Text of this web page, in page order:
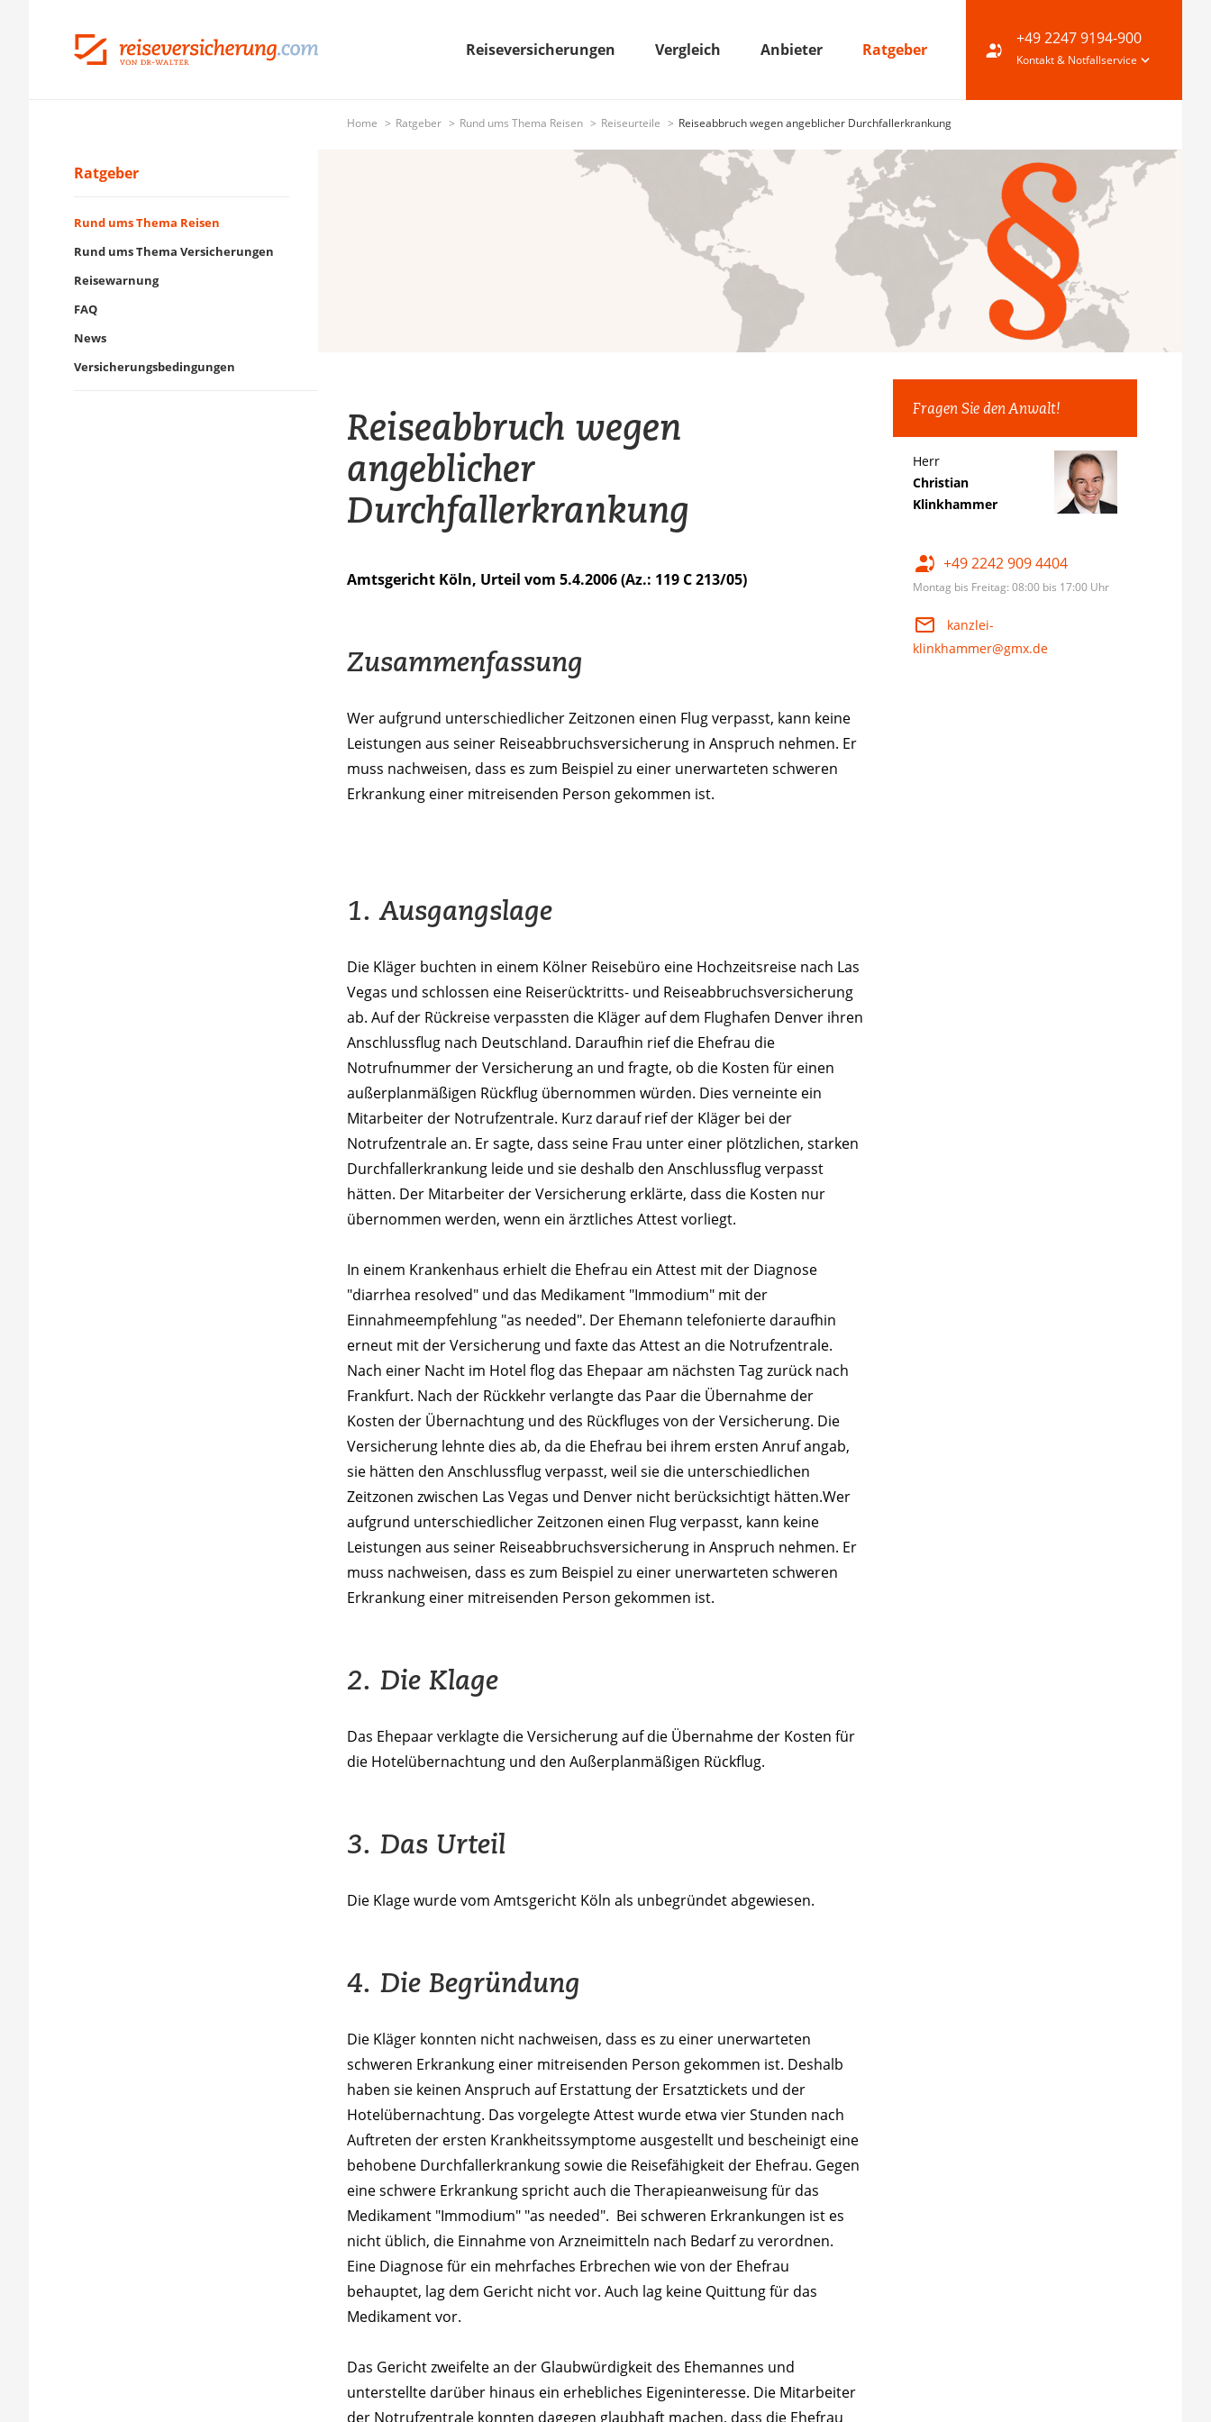
Reiseversicherungen Vergleich Anbieter Ratgeber
+49 2247 9194-900
Kontakt & Notfallservice
Home Ratgeber Rund ums Thema Reisen Reiseurteile Reiseabbruch wegen angeblicher Durchfallerkrankung
Ratgeber
Rund ums Thema Reisen
Rund ums Thema Versicherungen
Reisewarnung
FAQ
News
Versicherungsbedingungen
Reiseabbruch wegen
angeblicher
Durchfallerkrankung
Amtsgericht Köln, Urteil vom 5.4.2006 (Az.: 119 C 213/05)
Zusammenfassung
Wer aufgrund unterschiedlicher Zeitzonen einen Flug verpasst, kann keine
Leistungen aus seiner Reiseabbruchsversicherung in Anspruch nehmen. Er
muss nachweisen, dass es zum Beispiel zu einer unerwarteten schweren
Erkrankung einer mitreisenden Person gekommen ist.
1. Ausgangslage
Die Kläger buchten in einem Kölner Reisebüro eine Hochzeitsreise nach Las
Vegas und schlossen eine Reiserücktritts- und Reiseabbruchsversicherung
ab. Auf der Rückreise verpassten die Kläger auf dem Flughafen Denver ihren
Anschlussflug nach Deutschland. Daraufhin rief die Ehefrau die
Notrufnummer der Versicherung an und fragte, ob die Kosten für einen
außerplanmäßigen Rückflug übernommen würden. Dies verneinte ein
Mitarbeiter der Notrufzentrale. Kurz darauf rief der Kläger bei der
Notrufzentrale an. Er sagte, dass seine Frau unter einer plötzlichen, starken
Durchfallerkrankung leide und sie deshalb den Anschlussflug verpasst
hätten. Der Mitarbeiter der Versicherung erklärte, dass die Kosten nur
übernommen werden, wenn ein ärztliches Attest vorliegt.
In einem Krankenhaus erhielt die Ehefrau ein Attest mit der Diagnose
"diarrhea resolved" und das Medikament "Immodium" mit der
Einnahmeempfehlung "as needed". Der Ehemann telefonierte daraufhin
erneut mit der Versicherung und faxte das Attest an die Notrufzentrale.
Nach einer Nacht im Hotel flog das Ehepaar am nächsten Tag zurück nach
Frankfurt. Nach der Rückkehr verlangte das Paar die Übernahme der
Kosten der Übernachtung und des Rückfluges von der Versicherung. Die
Versicherung lehnte dies ab, da die Ehefrau bei ihrem ersten Anruf angab,
sie hätten den Anschlussflug verpasst, weil sie die unterschiedlichen
Zeitzonen zwischen Las Vegas und Denver nicht berücksichtigt hätten.Wer
aufgrund unterschiedlicher Zeitzonen einen Flug verpasst, kann keine
Leistungen aus seiner Reiseabbruchsversicherung in Anspruch nehmen. Er
muss nachweisen, dass es zum Beispiel zu einer unerwarteten schweren
Erkrankung einer mitreisenden Person gekommen ist.
2. Die Klage
Das Ehepaar verklagte die Versicherung auf die Übernahme der Kosten für
die Hotelübernachtung und den Außerplanmäßigen Rückflug.
3. Das Urteil
Die Klage wurde vom Amtsgericht Köln als unbegründet abgewiesen.
4. Die Begründung
Die Kläger konnten nicht nachweisen, dass es zu einer unerwarteten
schweren Erkrankung einer mitreisenden Person gekommen ist. Deshalb
haben sie keinen Anspruch auf Erstattung der Ersatztickets und der
Hotelübernachtung. Das vorgelegte Attest wurde etwa vier Stunden nach
Auftreten der ersten Krankheitssymptome ausgestellt und bescheinigt eine
behobene Durchfallerkrankung sowie die Reisefähigkeit der Ehefrau. Gegen
eine schwere Erkrankung spricht auch die Therapieanweisung für das
Medikament "Immodium" "as needed". Bei schweren Erkrankungen ist es
nicht üblich, die Einnahme von Arzneimitteln nach Bedarf zu verordnen.
Eine Diagnose für ein mehrfaches Erbrechen wie von der Ehefrau
behauptet, lag dem Gericht nicht vor. Auch lag keine Quittung für das
Medikament vor.
Das Gericht zweifelte an der Glaubwürdigkeit des Ehemannes und
unterstellte darüber hinaus ein erhebliches Eigeninteresse. Die Mitarbeiter
der Notrufzentrale konnten dagegen glaubhaft machen, dass die Ehefrau
Fragen Sie den Anwalt!
Herr
Christian
Klinkhammer
+49 2242 909 4404
Montag bis Freitag: 08:00 bis 17:00 Uhr
kanzlei-
klinkhammer@gmx.de